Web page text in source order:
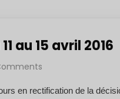
au 15 avril 2016
en rectification de la